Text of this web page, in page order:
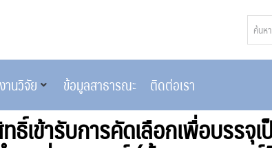
งานวิจัย ข้อมูลสาธารณะ ติดต่อเรา
ธิ์เข้ารับการคัดเลือกเพื่อบรรจุ